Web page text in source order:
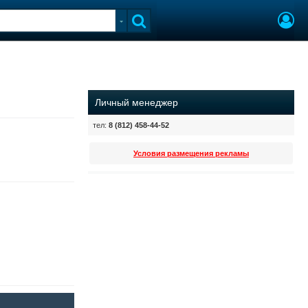
Личный менеджер
тел: 8 (812) 458-44-52
Условия размещения рекламы